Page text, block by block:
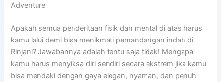
Adventure
Apakah semua penderitaan fisik dan mental di atas harus
kamu lalui demi bisa menikmati pemandangan indah di
Rinjani? Jawabannya adalah tentu saja tidak! Mengapa
kamu harus menyiksa diri sendiri secara ekstrem jika kamu
bisa mendaki dengan gaya elegan, nyaman, dan penuh